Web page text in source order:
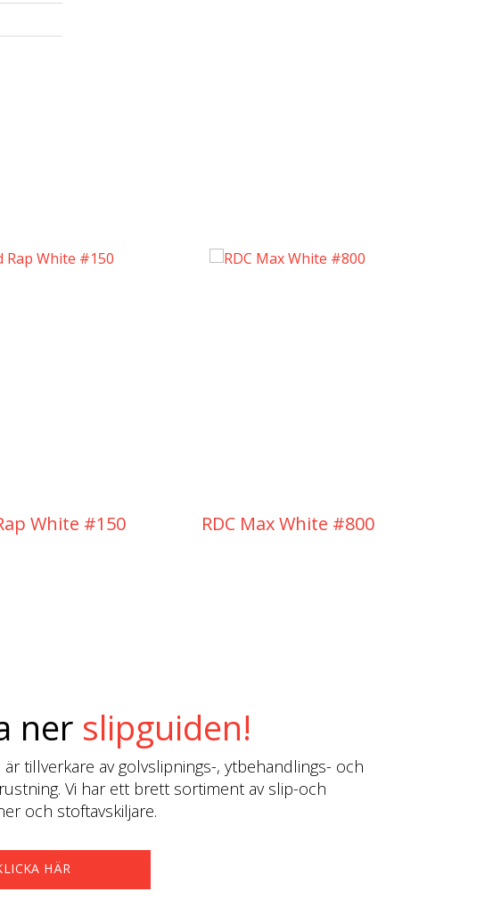
White #150 RDC Max White #800
ner slipguiden!
är tillverkare av golvslipnings-, ytbehandlings- och
Vi har ett brett sortiment av slip-och
och stoftavskiljare.
HÄR